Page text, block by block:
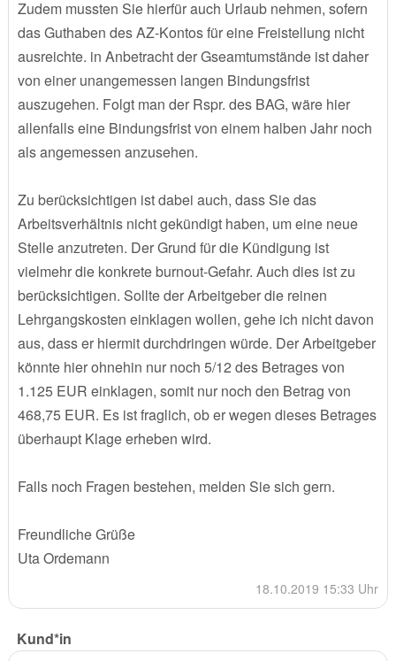
Zudem mussten Sie hierfür auch Urlaub nehmen, sofern
das Guthaben des AZ-Kontos für eine Freistellung nicht
ausreichte. in Anbetracht der Gseamtumstände ist daher
von einer unangemessen langen Bindungsfrist
auszugehen. Folgt man der Rspr. des BAG, wäre hier
allenfalls eine Bindungsfrist von einem halben Jahr noch
als angemessen anzusehen.
Zu berücksichtigen ist dabei auch, dass Sie das
Arbeitsverhältnis nicht gekündigt haben, um eine neue
Stelle anzutreten. Der Grund für die Kündigung ist
vielmehr die konkrete burnout-Gefahr. Auch dies ist zu
berücksichtigen. Sollte der Arbeitgeber die reinen
Lehrgangskosten einklagen wollen, gehe ich nicht davon
aus, dass er hiermit durchdringen würde. Der Arbeitgeber
könnte hier ohnehin nur noch 5/12 des Betrages von
1.125 EUR einklagen, somit nur noch den Betrag von
468,75 EUR. Es ist fraglich, ob er wegen dieses Betrages
überhaupt Klage erheben wird.
Falls noch Fragen bestehen, melden Sie sich gern.
Freundliche Grüße
Uta Ordemann
18.10.2019 15:33 Uhr
Kund*in